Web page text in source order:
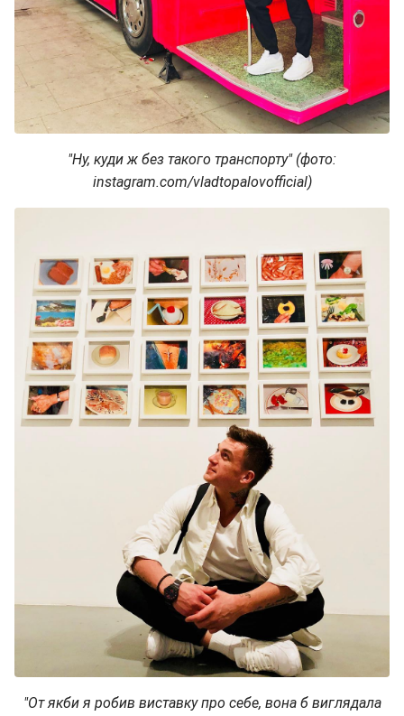
"Ну, куди ж без такого транспорту" (фото:
instagram.com/vladtopalovofficial)
"От якби я робив виставку про себе, вона б виглядала